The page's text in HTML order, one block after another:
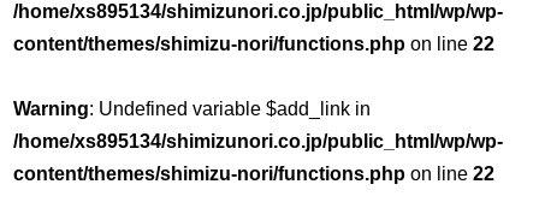
/home/xs895134/shimizunori.co.jp/public_html/wp/wp-
content/themes/shimizu-nori/functions.php on line22
Warning: Undefined variable $add_link in
/home/xs895134/shimizunori.co.jp/public_html/wp/wp-
content/themes/shimizu-nori/functions.php on line22